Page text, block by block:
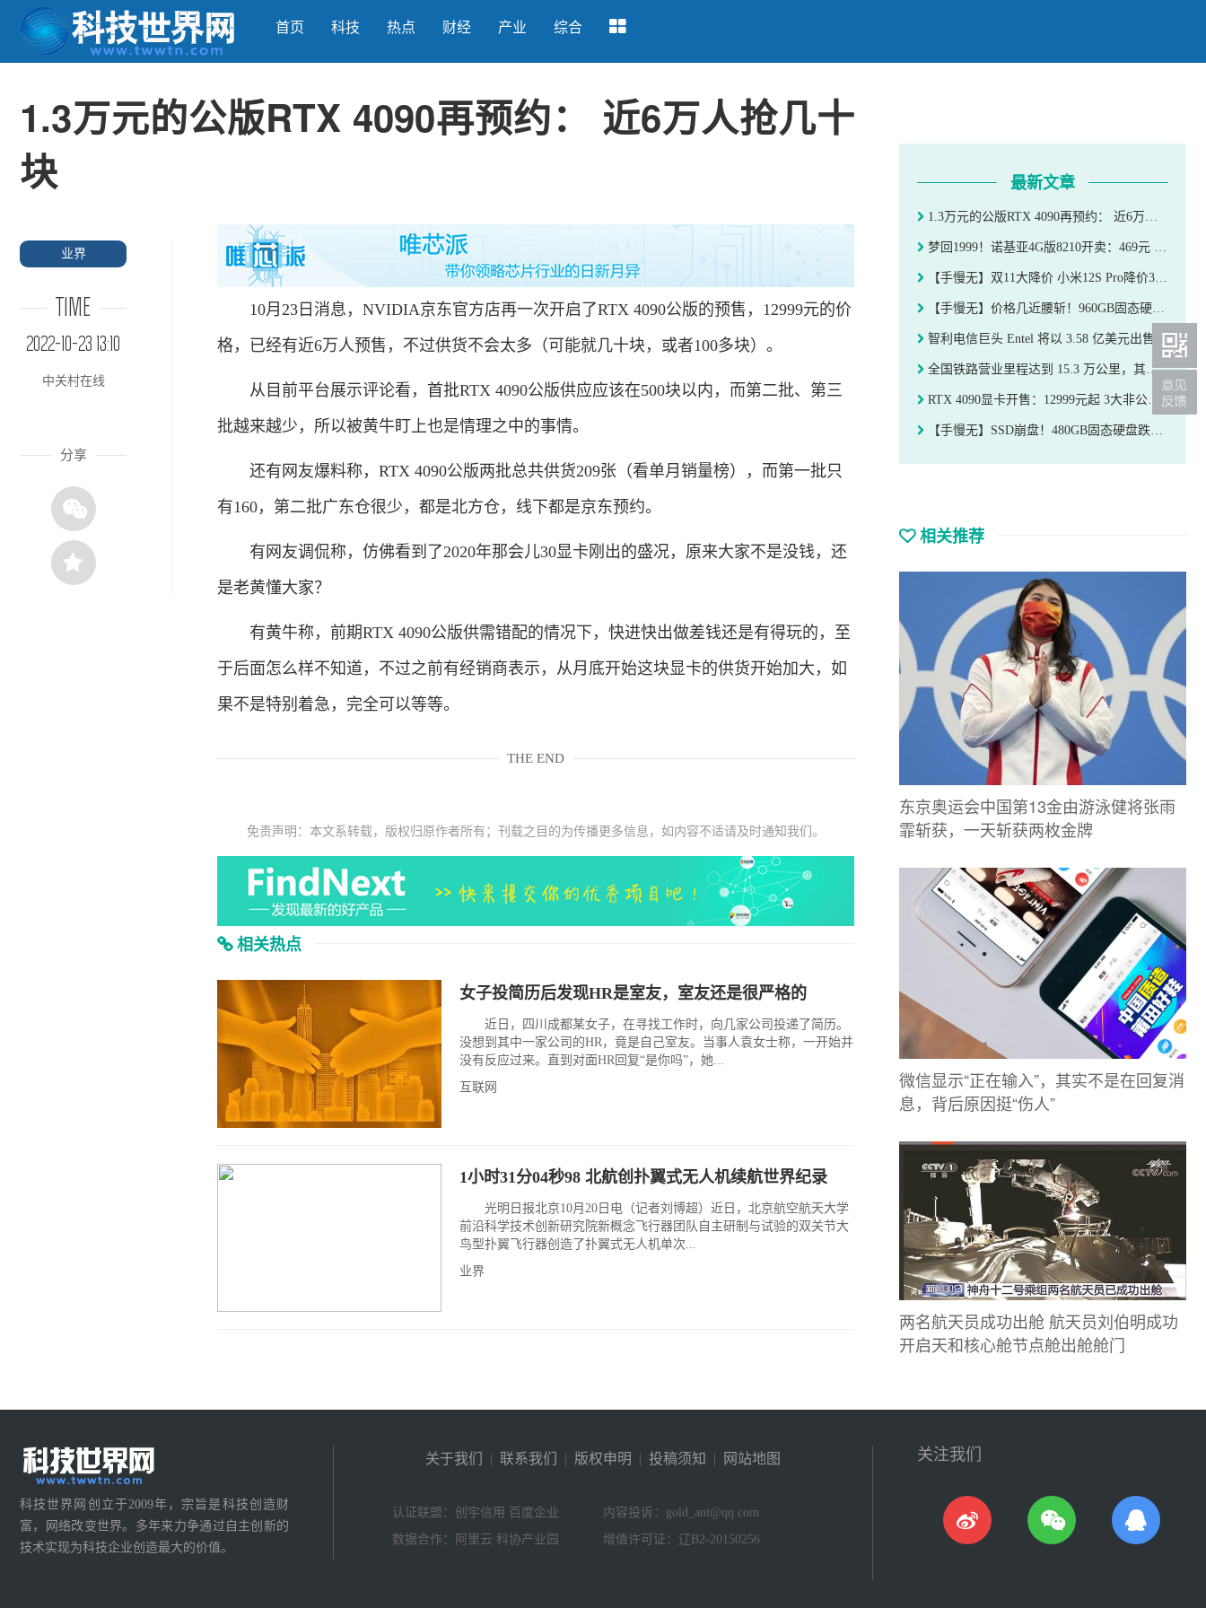
首页 科技 热点 财经 产业 综合
1.3万元的公版RTX 4090再预约： 近6万人抢几十
块
业界
TIME
2022-10-23 13:10
中关村在线
分享
10月23日消息，NVIDIA京东官方店再一次开启了RTX 4090公版的预售，12999元的价
格，已经有近6万人预售，不过供货不会太多（可能就几十块，或者100多块）。
从目前平台展示评论看，首批RTX 4090公版供应应该在500块以内，而第二批、第三
批越来越少，所以被黄牛盯上也是情理之中的事情。
还有网友爆料称，RTX 4090公版两批总共供货209张（看单月销量榜），而第一批只
有160，第二批广东仓很少，都是北方仓，线下都是京东预约。
有网友调侃称，仿佛看到了2020年那会儿30显卡刚出的盛况，原来大家不是没钱，还
是老黄懂大家？
有黄牛称，前期RTX 4090公版供需错配的情况下，快进快出做差钱还是有得玩的，至
于后面怎么样不知道，不过之前有经销商表示，从月底开始这块显卡的供货开始加大，如
果不是特别着急，完全可以等等。
THE END
免责声明：本文系转载，版权归原作者所有；刊载之目的为传播更多信息，如内容不适请及时通知我们。
相关热点
女子投简历后发现HR是室友，室友还是很严格的
近日，四川成都某女子，在寻找工作时，向几家公司投递了简历。
没想到其中一家公司的HR，竟是自己室友。当事人袁女士称，一开始并
没有反应过来。直到对面HR回复“是你吗”，她...
互联网
1小时31分04秒98 北航创扑翼式无人机续航世界纪录
光明日报北京10月20日电（记者刘博超）近日，北京航空航天大学
前沿科学技术创新研究院新概念飞行器团队自主研制与试验的双关节大
鸟型扑翼飞行器创造了扑翼式无人机单次...
业界
最新文章
1.3万元的公版RTX 4090再预约： 近6万人抢几十块
梦回1999！诺基亚4G版8210开卖：469元 能用支付宝
【手慢无】双11大降价 小米12S Pro降价300元
【手慢无】价格几近腰斩！960GB固态硬盘跌破300元
智利电信巨头 Entel 将以 3.58 亿美元出售光纤资产
全国铁路营业里程达到 15.3 万公里，其中高铁 4.1 万公里
RTX 4090显卡开售：12999元起 3大非公版上架
【手慢无】SSD崩盘！480GB固态硬盘跌至189元
相关推荐
东京奥运会中国第13金由游泳健将张雨
霏斩获，一天斩获两枚金牌
微信显示“正在输入”，其实不是在回复消
息，背后原因挺“伤人”
两名航天员成功出舱 航天员刘伯明成功
开启天和核心舱节点舱出舱舱门
科技世界网创立于2009年，宗旨是科技创造财
富，网络改变世界。多年来力争通过自主创新的
技术实现为科技企业创造最大的价值。
关于我们 | 联系我们 | 版权申明 | 投稿须知 | 网站地图
认证联盟：创宇信用 百度企业
内容投诉：gold_ant@qq.com
数据合作：阿里云 科协产业园
增值许可证：辽B2-20150256
关注我们